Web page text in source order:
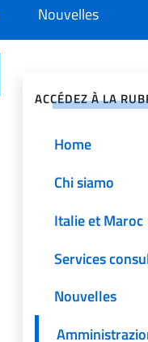
Nouvelles
ACCÉDEZ À LA
Home
Chi siamo
Italie et Maroc
Services
Nouvelles